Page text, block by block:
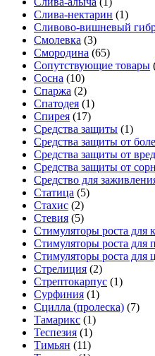
Слива-нектарин (1)
Сливово-вишневый
Смолевка (3)
Смородина (65)
Сопутствующие товары
Сосна (10)
Спаржа (2)
Спатодея (1)
Спирея (17)
Средства защиты (1)
Средства защиты от
Средства защиты от
Средства защиты от
Средство для
Статица (5)
Стахис (2)
Стевия (5)
Стимуляторы роста для
Стимуляторы роста для
Стимуляторы роста для
Стрелиция (2)
Стрептокарпус (1)
Сурфиния (1)
Сцилла (пролеска) (7)
Тамарикс (1)
Теспезия (1)
Тимьян (11)